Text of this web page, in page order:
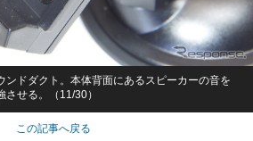
ンドダクト。本体背面にあるスピーカーの音を
せる。（11/30）
この記事へ戻る